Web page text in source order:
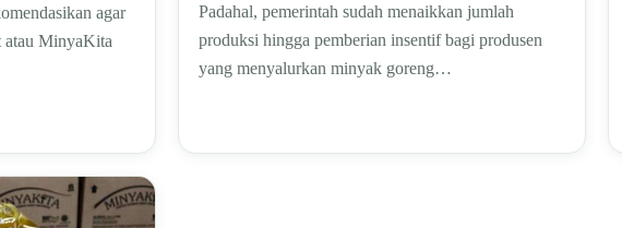
agar
atau MinyaKita
Padahal, pemerintah sudah menaikkan jumlah
produksi hingga pemberian insentif bagi produsen
yang menyalurkan minyak goreng…